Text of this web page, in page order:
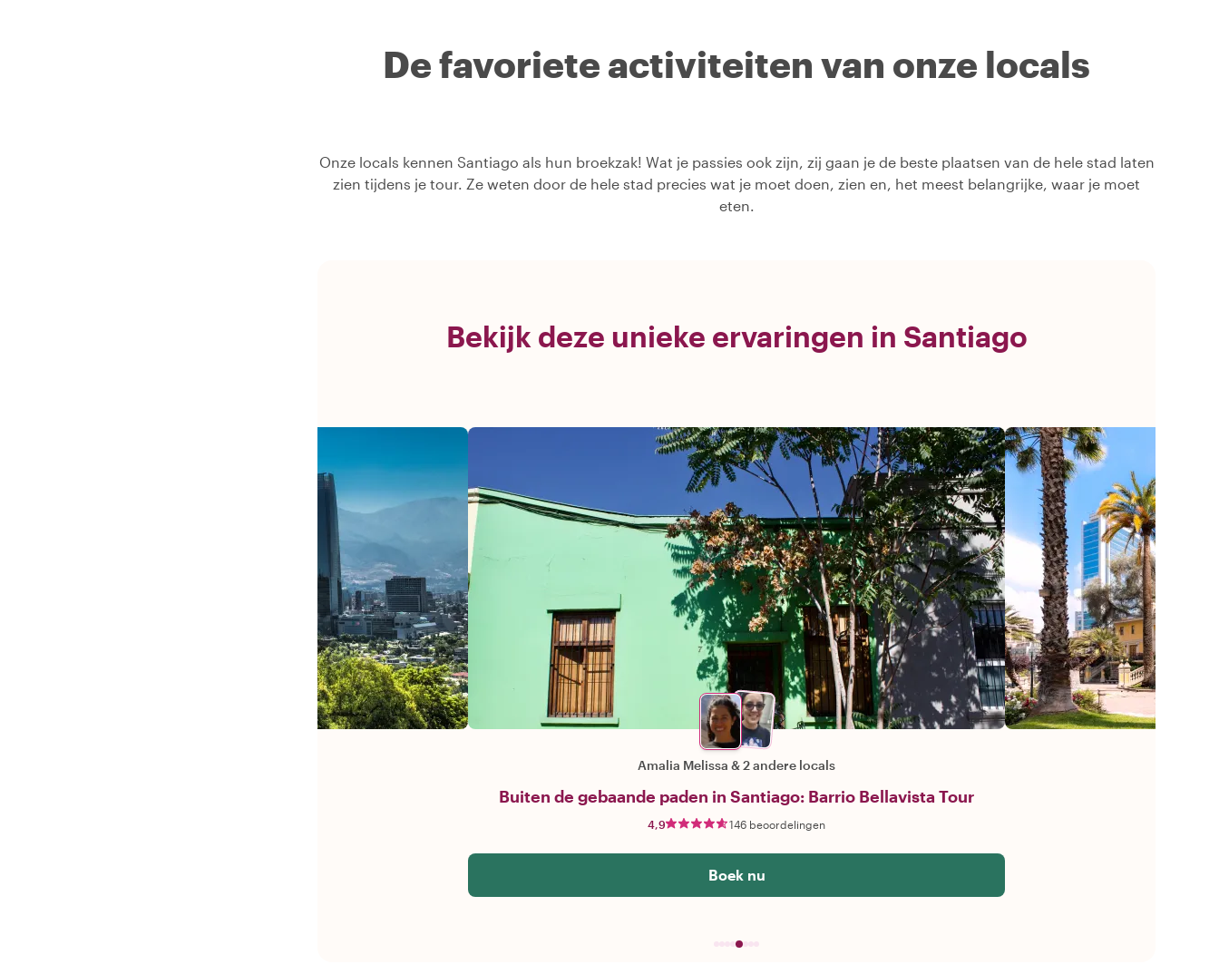
De favoriete activiteiten van onze locals
Onze locals kennen Santiago als hun broekzak! Wat je passies ook zijn, zij gaan je de beste plaatsen van de hele stad laten
zien tijdens je tour. Ze weten door de hele stad precies wat je moet doen, zien en, het meest belangrijke, waar je moet
eten.
Bekijk deze unieke ervaringen in Santiago
Amalia Melissa &2 andere locals
Buiten de gebaande paden in Santiago: Barrio Bellavista Tour
4,9 146 beoordelingen
Boek nu